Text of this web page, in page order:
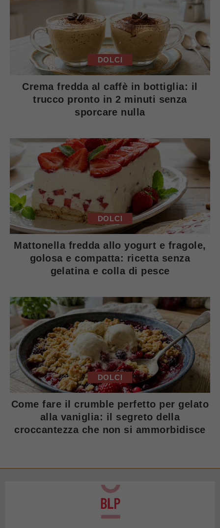
DOLCI
Crema fredda al caffè in bottiglia: il
trucco pronto in 2 minuti senza
sporcare nulla
DOLCI
Mattonella fredda allo yogurt e fragole,
golosa e compatta: ricetta senza
gelatina e colla di pesce
DOLCI
Come fare il crumble perfetto per gelato
alla vaniglia: il segreto della
croccantezza che non si ammorbidisce